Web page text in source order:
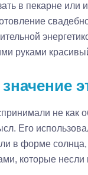
в пекарне
руками
не как
Его
в форме
которые несли